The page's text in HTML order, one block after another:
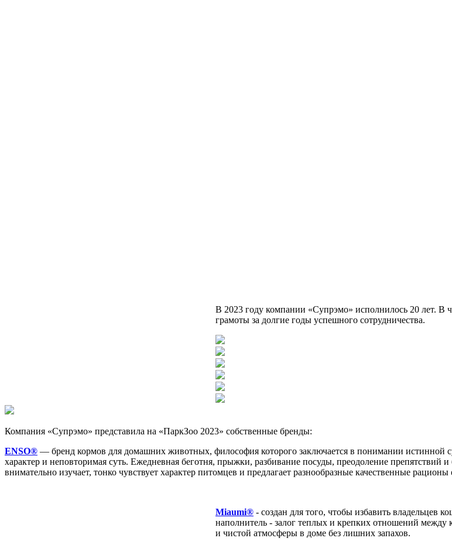
В 2023 году компании «Супрэмо» исполнилось 20 лет. В
грамоты за долгие годы успешного сотрудничества.
Компания «Супрэмо» представила на «ПаркЗоо 2023» собственные бренды:
ENSO® — бренд кормов для домашних животных, философия которого заключается в понимании
характер и неповторимая суть. Ежедневная беготня, прыжки, разбивание посуды, преодоление
внимательно изучает, тонко чувствует характер питомцев и предлагает разнообразные качественные
Miaumi® - создан для того, чтобы избавить владельцев
наполнитель - залог теплых и крепких отношений
и чистой атмосферы в доме без лишних запахов.